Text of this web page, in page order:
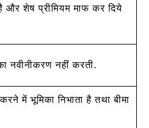
और शेष प्रीमियम माफ कर दिये
नवीनीकरण नहीं करती.
में भूमिका निभाता है तथा बीमा